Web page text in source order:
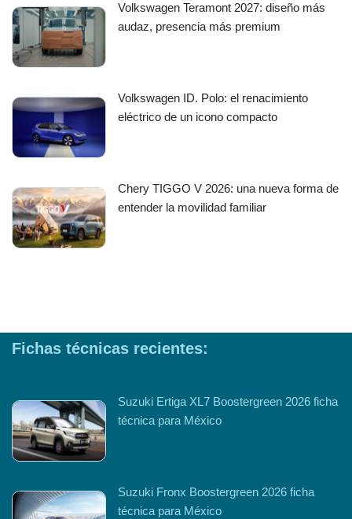
Volkswagen Teramont 2027: diseño más
audaz, presencia más premium
Volkswagen ID. Polo: el renacimiento
eléctrico de un icono compacto
Chery TIGGO V 2026: una nueva forma de
entender la movilidad familiar
Fichas técnicas recientes:
Suzuki Ertiga XL7 Boostergreen 2026 ficha
técnica para México
Suzuki Fronx Boostergreen 2026 ficha
técnica para México